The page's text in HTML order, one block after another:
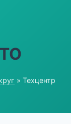
» Техцентр